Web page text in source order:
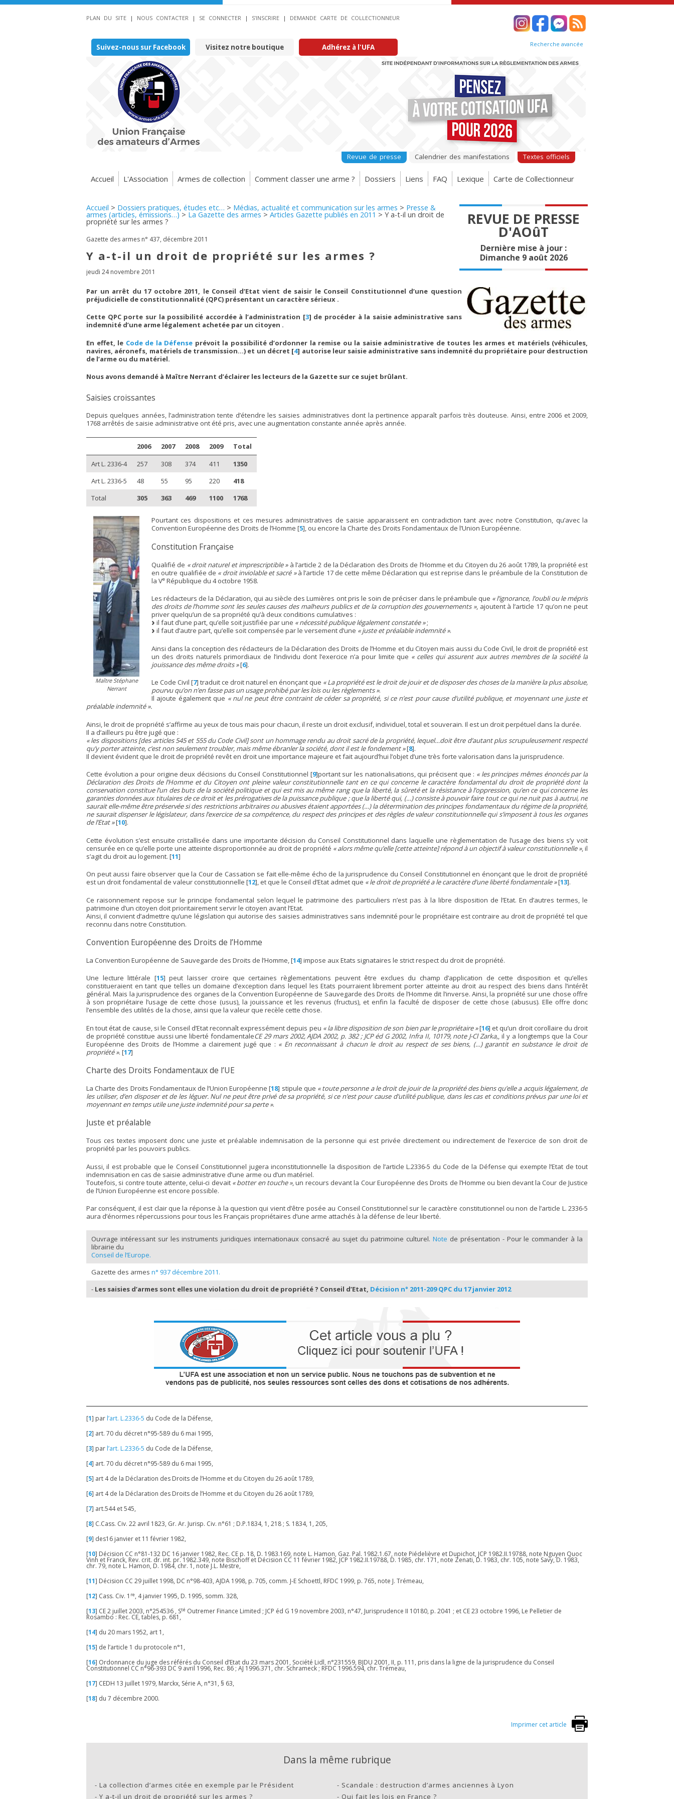
PLAN DU SITE | NOUS CONTACTER | SE CONNECTER | S’INSCRIRE | DEMANDE CARTE DE COLLECTIONNEUR
Suivez-nous sur Facebook Visitez notre boutique Adhérez à l'UFA Recherche avancée
Revue de presse Calendrier des manifestations Textes officiels
Accueil L'Association Armes de collection Comment classer une arme ? Dossiers Liens FAQ Lexique Carte de Collectionneur
REVUE DE PRESSE
D'AOûT
Dernière mise à jour :
Dimanche 9 août 2026
Accueil > Dossiers pratiques, études etc… > Médias, actualité et communication sur les armes > Presse &
armes (articles, émissions…)> La Gazette des armes > Articles Gazette publiés en 2011 > Y a-t-il un droit de
propriété sur les armes ?
Gazette des armes n° 437, décembre 2011
Y a-t-il un droit de propriété sur les armes ?
jeudi 24 novembre 2011
Par un arrêt du 17 octobre 2011, le Conseil d’Etat vient de saisir le Conseil Constitutionnel d’une question
préjudicielle de constitutionnalité (QPC) présentant un caractère sérieux .
Cette QPC porte sur la possibilité accordée à l’administration [3] de procéder à la saisie administrative sans
indemnité d’une arme légalement achetée par un citoyen .
En effet, le Code de la Défense prévoit la possibilité d’ordonner la remise ou la saisie administrative de toutes les armes et matériels (véhicules,
navires, aéronefs, matériels de transmission…) et un décret [4] autorise leur saisie administrative sans indemnité du propriétaire pour destruction
de l’arme ou du matériel.
Nous avons demandé à Maître Nerrant d’éclairer les lecteurs de la Gazette sur ce sujet brûlant.
Saisies croissantes
Depuis quelques années, l’administration tente d’étendre les saisies administratives dont la pertinence apparaît parfois très douteuse. Ainsi, entre 2006 et 2009,
1768 arrêtés de saisie administrative ont été pris, avec une augmentation constante année après année.
2006 2007 2008 2009
Total
Art L. 2336-4
257 308 374 411
1350
Art L. 2336-5
48 55 95 220
418
Total
305 363 469 1100 1768
Maître Stéphane
Nerrant
Pourtant ces dispositions et ces mesures administratives de saisie apparaissent en contradiction tant avec notre Constitution, qu’avec la
Convention Européenne des Droits de l’Homme [5], ou encore la Charte des Droits Fondamentaux de l’Union Européenne.
Constitution Française
Qualifié de « droit naturel et imprescriptible »à l’article 2 de la Déclaration des Droits de l’Homme et du Citoyen du 26 août 1789, la propriété est
en outre qualifiée de « droit inviolable et sacré »à l’article 17 de cette même Déclaration qui est reprise dans le préambule de la Constitution de
la Ve République du 4 octobre 1958.
Les rédacteurs de la Déclaration, qui au siècle des Lumières ont pris le soin de préciser dans le préambule que « l’ignorance, l’oubli ou le mépris
des droits de l’homme sont les seules causes des malheurs publics et de la corruption des gouvernements », ajoutent à l’article 17 qu’on ne peut
priver quelqu’un de sa propriété qu’à deux conditions cumulatives :
il faut d’une part, qu’elle soit justifiée par une « nécessité publique légalement constatée »;
il faut d’autre part, qu’elle soit compensée par le versement d’une « juste et préalable indemnité ».
Ainsi dans la conception des rédacteurs de la Déclaration des Droits de l’Homme et du Citoyen mais aussi du Code Civil, le droit de propriété est
un des droits naturels primordiaux de l’individu dont l’exercice n’a pour limite que « celles qui assurent aux autres membres de la société la
jouissance des même droits »[6].
Le Code Civil [7] traduit ce droit naturel en énonçant que « La propriété est le droit de jouir et de disposer des choses de la manière la plus absolue,
pourvu qu’on n’en fasse pas un usage prohibé par les lois ou les règlements ».
Il ajoute également que « nul ne peut être contraint de céder sa propriété, si ce n’est pour cause d’utilité publique, et moyennant une juste et
préalable indemnité ».
Ainsi, le droit de propriété s’affirme au yeux de tous mais pour chacun, il reste un droit exclusif, individuel, total et souverain. Il est un droit perpétuel dans la durée.
Il a d’ailleurs pu être jugé que :
« les dispositions [des articles 545 et 555 du Code Civil] sont un hommage rendu au droit sacré de la propriété, lequel…doit être d’autant plus scrupuleusement respecté
qu’y porter atteinte, c’est non seulement troubler, mais même ébranler la société, dont il est le fondement »[8].
Il devient évident que le droit de propriété revêt en droit une importance majeure et fait aujourd’hui l’objet d’une très forte valorisation dans la jurisprudence.
Cette évolution a pour origine deux décisions du Conseil Constitutionnel [9]portant sur les nationalisations, qui précisent que : « les principes mêmes énoncés par la
Déclaration des Droits de l’Homme et du Citoyen ont pleine valeur constitutionnelle tant en ce qui concerne le caractère fondamental du droit de propriété dont la
conservation constitue l’un des buts de la société politique et qui est mis au même rang que la liberté, la sûreté et la résistance à l’oppression, qu’en ce qui concerne les
garanties données aux titulaires de ce droit et les prérogatives de la puissance publique ; que la liberté qui, (…) consiste à pouvoir faire tout ce qui ne nuit pas à autrui, ne
saurait elle-même être préservée si des restrictions arbitraires ou abusives étaient apportées (…) la détermination des principes fondamentaux du régime de la propriété,
ne saurait dispenser le législateur, dans l’exercice de sa compétence, du respect des principes et des règles de valeur constitutionnelle qui s’imposent à tous les organes
de l’Etat »[10].
Cette évolution s’est ensuite cristallisée dans une importante décision du Conseil Constitutionnel dans laquelle une règlementation de l’usage des biens s’y voit
censurée en ce qu’elle porte une atteinte disproportionnée au droit de propriété « alors même qu’elle [cette atteinte] répond à un objectif à valeur constitutionnelle », il
s’agit du droit au logement. [11]
On peut aussi faire observer que la Cour de Cassation se fait elle-même écho de la jurisprudence du Conseil Constitutionnel en énonçant que le droit de propriété
est un droit fondamental de valeur constitutionnelle [12], et que le Conseil d’Etat admet que « le droit de propriété a le caractère d’une liberté fondamentale »[13].
Ce raisonnement repose sur le principe fondamental selon lequel le patrimoine des particuliers n’est pas à la libre disposition de l’Etat. En d’autres termes, le
patrimoine d’un citoyen doit prioritairement servir le citoyen avant l’Etat.
Ainsi, il convient d’admettre qu’une législation qui autorise des saisies administratives sans indemnité pour le propriétaire est contraire au droit de propriété tel que
reconnu dans notre Constitution.
Convention Européenne des Droits de l’Homme
La Convention Européenne de Sauvegarde des Droits de l’Homme,[14] impose aux Etats signataires le strict respect du droit de propriété.
Une lecture littérale [15] peut laisser croire que certaines règlementations peuvent être exclues du champ d’application de cette disposition et qu’elles
constitueraient en tant que telles un domaine d’exception dans lequel les Etats pourraient librement porter atteinte au droit au respect des biens dans l’intérêt
général. Mais la jurisprudence des organes de la Convention Européenne de Sauvegarde des Droits de l’Homme dit l’inverse. Ainsi, la propriété sur une chose offre
à son propriétaire l’usage de cette chose (usus), la jouissance et les revenus (fructus), et enfin la faculté de disposer de cette chose (abusus). Elle offre donc
l’ensemble des utilités de la chose, ainsi que la valeur que recèle cette chose.
En tout état de cause, si le Conseil d’Etat reconnaît expressément depuis peu « la libre disposition de son bien par le propriétaire »[16] et qu’un droit corollaire du droit
de propriété constitue aussi une liberté fondamentaleCE 29 mars 2002, AJDA 2002, p. 382 ; JCP éd G 2002, Infra II, 10179, note J-Cl Zarka,, il y a longtemps que la Cour
Européenne des Droits de l’Homme a clairement jugé que : « En reconnaissant à chacun le droit au respect de ses biens, (…) garantit en substance le droit de
propriété ». [17]
Charte des Droits Fondamentaux de l’UE
La Charte des Droits Fondamentaux de l’Union Européenne [18] stipule que « toute personne a le droit de jouir de la propriété des biens qu’elle a acquis légalement, de
les utiliser, d’en disposer et de les léguer. Nul ne peut être privé de sa propriété, si ce n’est pour cause d’utilité publique, dans les cas et conditions prévus par une loi et
moyennant en temps utile une juste indemnité pour sa perte ».
Juste et préalable
Tous ces textes imposent donc une juste et préalable indemnisation de la personne qui est privée directement ou indirectement de l’exercice de son droit de
propriété par les pouvoirs publics.
Aussi, il est probable que le Conseil Constitutionnel jugera inconstitutionnelle la disposition de l’article L.2336-5 du Code de la Défense qui exempte l’Etat de tout
indemnisation en cas de saisie administrative d’une arme ou d’un matériel.
Toutefois, si contre toute attente, celui-ci devait « botter en touche », un recours devant la Cour Européenne des Droits de l’Homme ou bien devant la Cour de Justice
de l’Union Européenne est encore possible.
Par conséquent, il est clair que la réponse à la question qui vient d’être posée au Conseil Constitutionnel sur le caractère constitutionnel ou non de l’article L. 2336-5
aura d’énormes répercussions pour tous les Français propriétaires d’une arme attachés à la défense de leur liberté.
Ouvrage intéressant sur les instruments juridiques internationaux consacré au sujet du patrimoine culturel. Note de présentation - Pour le commander à la
librairie du
Conseil de l’Europe.
Gazette des armes n° 937 décembre 2011.
- Les saisies d’armes sont elles une violation du droit de propriété ? Conseil d’Etat, Décision n° 2011-209 QPC du 17 janvier 2012
[1] par l’art. L.2336-5 du Code de la Défense,
[2] art. 70 du décret n°95-589 du 6 mai 1995,
[3] par l’art. L.2336-5 du Code de la Défense,
[4] art. 70 du décret n°95-589 du 6 mai 1995,
[5] art 4 de la Déclaration des Droits de l’Homme et du Citoyen du 26 août 1789,
[6] art 4 de la Déclaration des Droits de l’Homme et du Citoyen du 26 août 1789,
[7] art.544 et 545,
[8] C.Cass. Civ. 22 avril 1823, Gr. Ar. Jurisp. Civ. n°61 ; D.P.1834, 1, 218 ; S. 1834, 1, 205,
[9] des16 janvier et 11 février 1982,
[10] Décision CC n°81-132 DC 16 janvier 1982, Rec. CE p. 18, D. 1983.169, note L. Hamon, Gaz. Pal. 1982.1.67, note Piédelièvre et Dupichot, JCP 1982.II.19788, note Nguyen Quoc
Vinh et Franck, Rev. crit. dr. int. pr. 1982.349, note Bischoff et Décision CC 11 février 1982, JCP 1982.II.19788, D. 1985, chr. 171, note Zenati, D. 1983, chr. 105, note Savy, D. 1983,
chr. 79, note L. Hamon, D. 1984, chr. 1, note J.L. Mestre,
[11] Décision CC 29 juillet 1998, DC n°98-403, AJDA 1998, p. 705, comm. J-E Schoettl, RFDC 1999, p. 765, note J. Trémeau,
[12] Cass. Civ. 1 re, 4 janvier 1995, D. 1995, somm. 328,
[13] CE 2 juillet 2003, n°254536 , Sté Outremer Finance Limited ; JCP éd G 19 novembre 2003, n°47, Jurisprudence II 10180, p. 2041 ; et CE 23 octobre 1996, Le Pelletier de
Rosambo : Rec. CE, tables, p. 681,
[14] du 20 mars 1952, art 1,
[15] de l’article 1 du protocole n°1,
[16] Ordonnance du juge des référés du Conseil d’Etat du 23 mars 2001, Société Lidl, n°231559, BJDU 2001, II, p. 111, pris dans la ligne de la jurisprudence du Conseil
Constitutionnel CC n°96-393 DC 9 avril 1996, Rec. 86 ; AJ 1996.371, chr. Schrameck ; RFDC 1996.594, chr. Trémeau,
[17] CEDH 13 juillet 1979, Marckx, Série A, n°31, § 63,
[18] du 7 décembre 2000.
Imprimer cet article
Dans la même rubrique
- La collection d’armes citée en exemple par le Président - Scandale : destruction d’armes anciennes à Lyon
- Y a-t-il un droit de propriété sur les armes ? - Qui fait les lois en France ?